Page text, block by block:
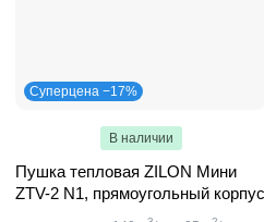
Суперцена −17%
В наличии
Пушка тепловая ZILON Мини
ZTV-2 N1, прямоугольный корпус